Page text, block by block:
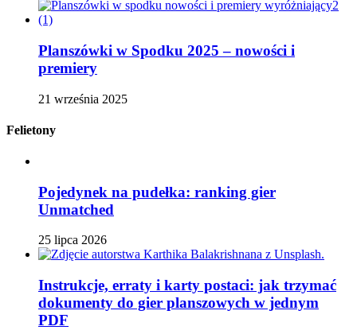
Planszówki w Spodku 2025 – nowości i
premiery
21 września 2025
Felietony
Pojedynek na pudełka: ranking gier
Unmatched
25 lipca 2026
Instrukcje, erraty i karty postaci: jak trzymać
dokumenty do gier planszowych w jednym
PDF